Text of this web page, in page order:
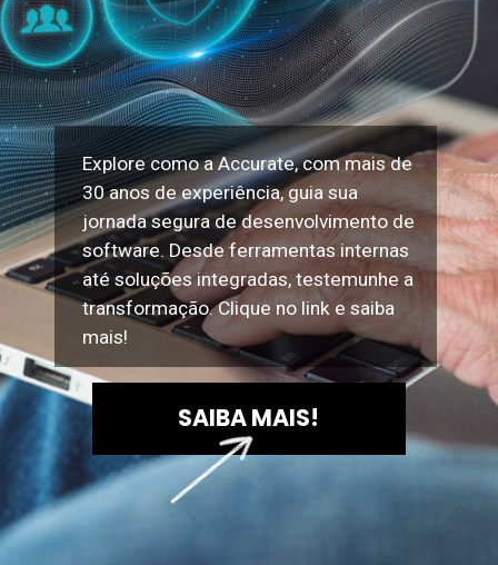
Explore como a Accurate, com mais de
30 anos de experiência, guia sua
jornada segura de desenvolvimento de
software. Desde ferramentas internas
até soluções integradas, testemunhe a
transformação. Clique no link e saiba
mais!
SAIBA MAIS!